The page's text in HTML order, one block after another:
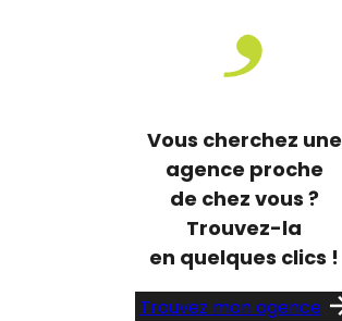
Vous cherchez une
agence proche
de chez vous ?
Trouvez-la
en quelques clics !
Trouvez mon agence